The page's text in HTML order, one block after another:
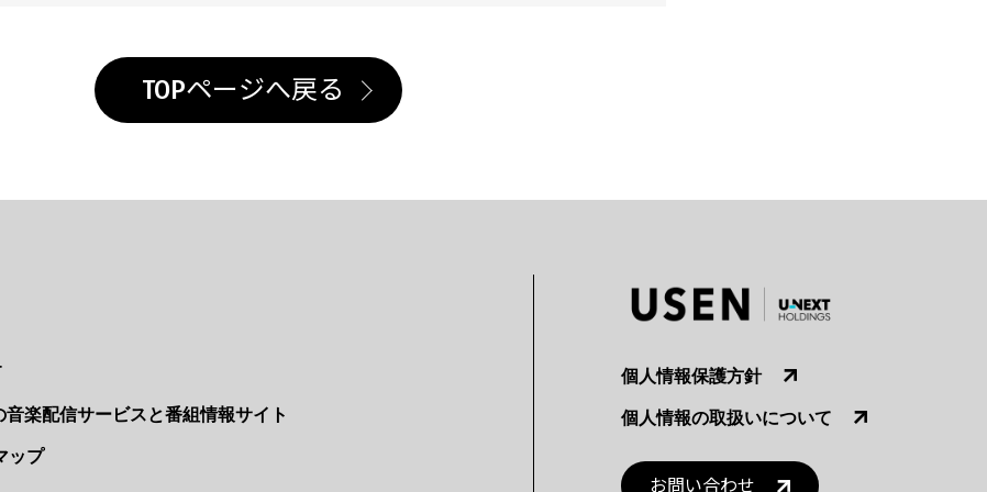
TOPページへ戻る
音楽配信サービスと番組情報サイト
ップ
個人情報保護方針
個人情報の取扱いについて
お問い合わせ